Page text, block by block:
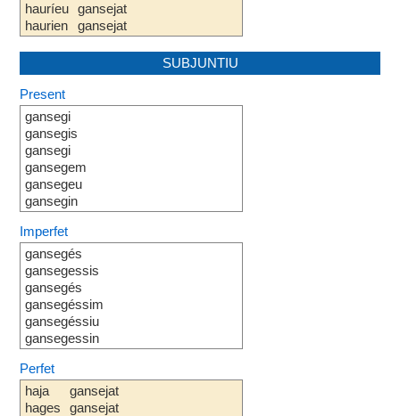
hauríeu
haurien
gansejat
gansejat
SUBJUNTIU
Present
gansegi
gansegis
gansegi
gansegem
gansegeu
gansegin
Imperfet
gansegés
gansegessis
gansegés
gansegéssim
gansegéssiu
gansegessin
Perfet
haja
hages
gansejat
gansejat